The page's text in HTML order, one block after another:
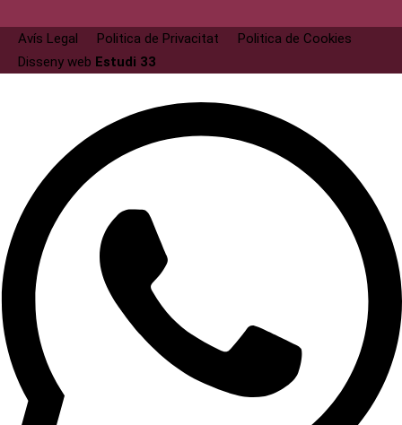
Avís Legal Politica de Privacitat
Politica de Cookies
Disseny web Estudi 33